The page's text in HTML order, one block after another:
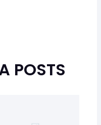
POSTS